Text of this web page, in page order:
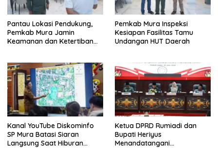
Pantau Lokasi Pendukung,
Pemkab Mura Jamin
Keamanan dan Ketertiban
Pemkab Mura Inspeksi
Kesiapan Fasilitas Tamu
Undangan HUT Daerah
Kanal YouTube Diskominfo
SP Mura Batasi Siaran
Langsung Saat Hiburan
Ketua DPRD Rumiadi dan
Bupati Heriyus
Menandatangani